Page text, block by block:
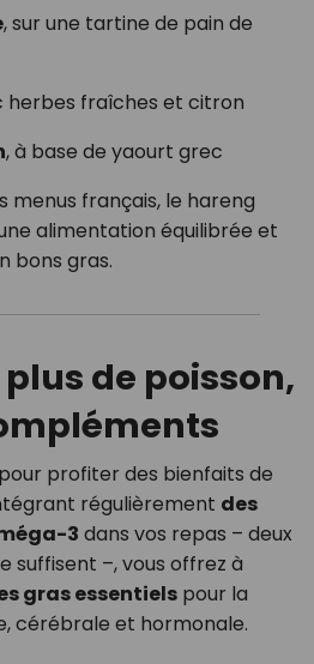
, sur une tartine de pain de
herbes fraîches et citron
, à base de yaourt grec
menus français, le hareng
alimentation équilibrée et
bons gras.
plus de poisson,
profiter des bienfaits de
régulièrement des
3 dans vos repas – deux
suffisent –, vous offrez à
gras essentielspour la
cérébrale et hormonale.